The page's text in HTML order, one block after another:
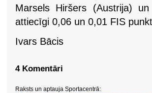
Marsels Hiršers (Austrija)
attiecīgi 0,06 un 0,01 FIS
Ivars Bācis
4 Komentāri
Raksts un aptauja Sportacentrā: